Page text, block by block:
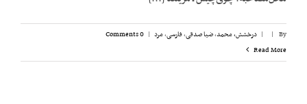
By
|
| درخشش،‌ محمد,ضیا صدقی,فارسی,مرد |
0 Comments
Read More